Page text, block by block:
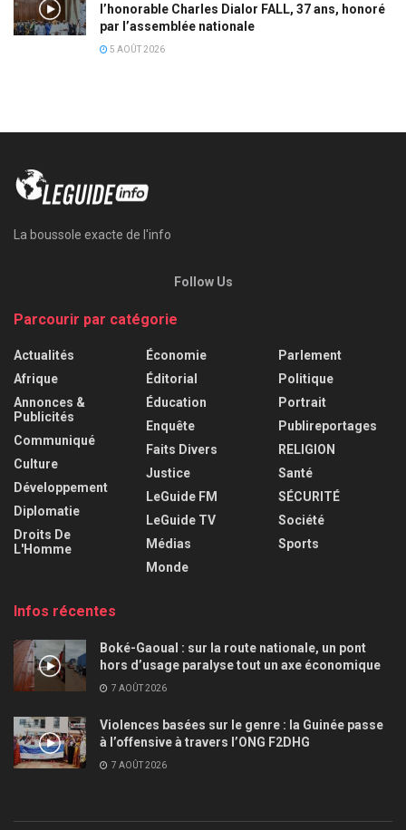
l’honorable Charles Dialor FALL, 37 ans, honoré
par l’assemblée nationale
5 AOÛT 2026
La boussole exacte de l'info
Follow Us
Parcourir par catégorie
Actualités
Afrique
Annonces &
Publicités
Communiqué
Culture
Développement
Diplomatie
Droits De
L'Homme
Économie
Éditorial
Éducation
Enquête
Faits Divers
Justice
LeGuide FM
LeGuide TV
Médias
Monde
Parlement
Politique
Portrait
Publireportages
RELIGION
Santé
SÉCURITÉ
Société
Sports
Infos récentes
Boké-Gaoual : sur la route nationale, un pont
hors d’usage paralyse tout un axe économique
7 AOÛT 2026
Violences basées sur le genre : la Guinée passe
à l’offensive à travers l’ONG F2DHG
7 AOÛT 2026